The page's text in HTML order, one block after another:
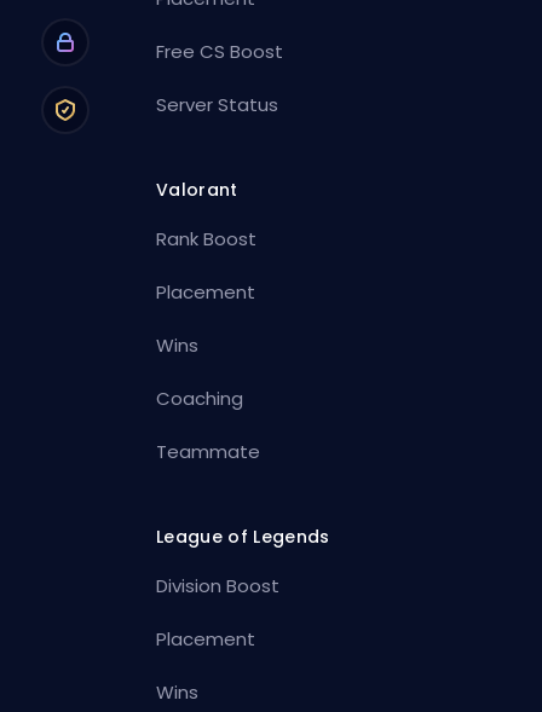
Free CS Boost
Server Status
Valorant
Rank Boost
Placement
Wins
Coaching
Teammate
League of Legends
Division Boost
Placement
Wins